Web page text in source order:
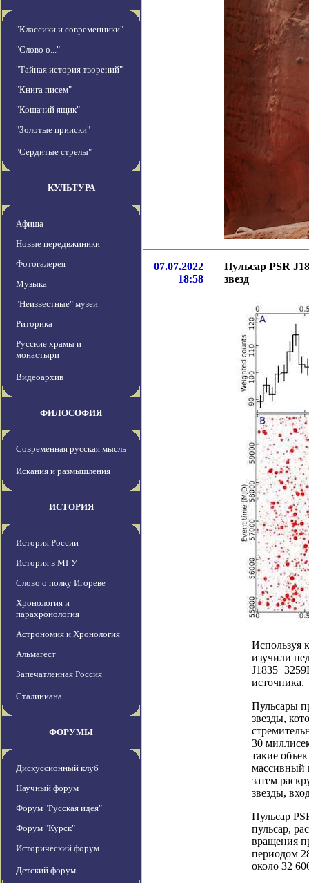
"Классики и современники"
"Слово о..."
"Тайная история творений"
"Книга писем"
"Кошачий ящик"
"Золотые прииски"
"Сердитые стрелы"
КУЛЬТУРА
Афиша
Новые передвжиники
Фотогалерея
Музыка
"Неизвестные" музеи
Риторика
Русские храмы и
монастыри
Видеоархив
ФИЛОСОФИЯ
Современная русская мысль
Искания и размышления
ИСТОРИЯ
История России
История в МГУ
Слово о полку Игореве
Хронология и
парахронология
Астрономия и Хронология
Альмагест
Запечатленная Россия
Сталиниана
ФОРУМЫ
Дискуссионный клуб
Научный форум
Форум "Русская идея"
Форум "Курск"
Исторический форум
Детский форум
07.07.2022
18:58
Пульсар PSR
звезд
Используя
изучили
источника.
Пульсары
звезды,
30
такие
массивный
затем
звезды,
Пульсар
пульсар,
вращения
периодом
около 32